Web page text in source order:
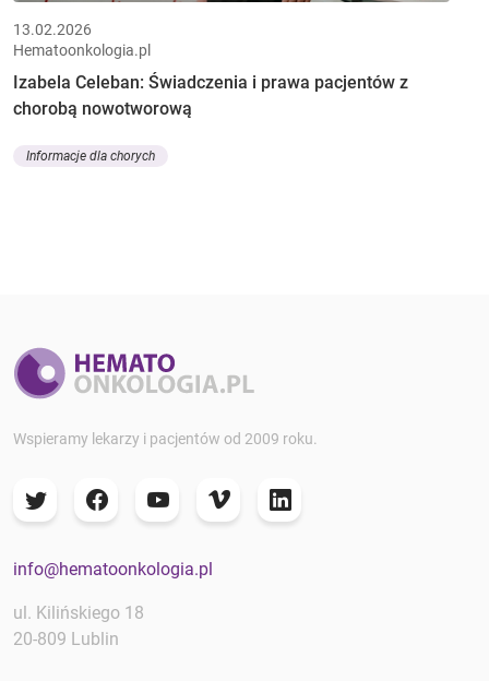
13.02.2026
Hematoonkologia.pl
Izabela Celeban: Świadczenia i prawa pacjentów z
chorobą nowotworową
Informacje dla chorych
Wspieramy lekarzy i pacjentów od 2009 roku.
info@hematoonkologia.pl
ul. Kilińskiego 18
20-809 Lublin